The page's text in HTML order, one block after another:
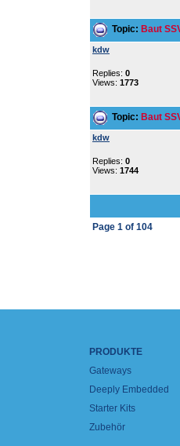
Topic: Baut
kdw
Replies: 0
Views: 1773
Topic: Baut
kdw
Replies: 0
Views: 1744
Page 1 of 104
PRODUKTE
Gateways
Deeply Embedded
Starter Kits
Zubehör